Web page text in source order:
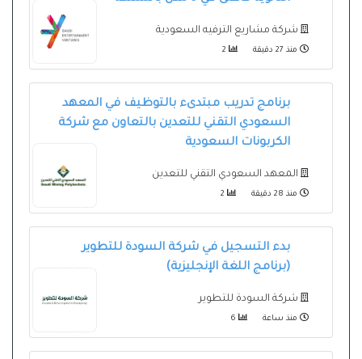
شركة مشاريع الترفيه السعودية
منذ 27 دقيقة
برنامج تدريب مبتدىء بالتوظيف في المعهد
السعودي التقني للتعدين بالتعاون مع شركة
الكربونات السعودية
المعهد السعودي التقني للتعدين
منذ 28 دقيقة
بدء التسجيل في شركة السودة للتطوير
(برنامج اللغة الإنجليزية)
شركة السودة للتطوير
منذ ساعة